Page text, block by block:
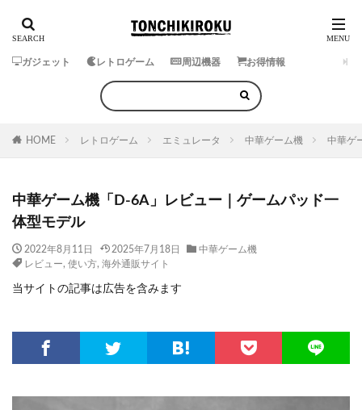
ガジェット レトロゲーム 周辺機器 お得情報
HOME レトロゲーム エミュレータ 中華ゲーム機 中華ゲ
中華ゲーム機「D-6A」レビュー｜ゲームパッド一
体型モデル
2022年8月11日 2025年7月18日
中華ゲーム機
レビュー, 使い方, 海外通販サイト
当サイトの記事は広告を含みます